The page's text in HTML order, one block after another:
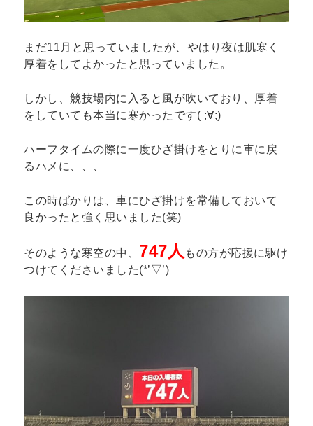
まだ11月と思っていましたが、やはり夜は肌寒く
厚着をしてよかったと思っていました。
しかし、競技場内に入ると風が吹いており、厚着
をしていても本当に寒かったです( ;∀;)
ハーフタイムの際に一度ひざ掛けをとりに車に戻
るハメに、、、
この時ばかりは、車にひざ掛けを常備しておいて
良かったと強く思いました(笑)
そのような寒空の中、 747人 もの方が応援に駆け
つけてくださいました(*’▽’)